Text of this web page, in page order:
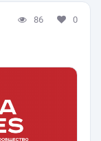
86 0